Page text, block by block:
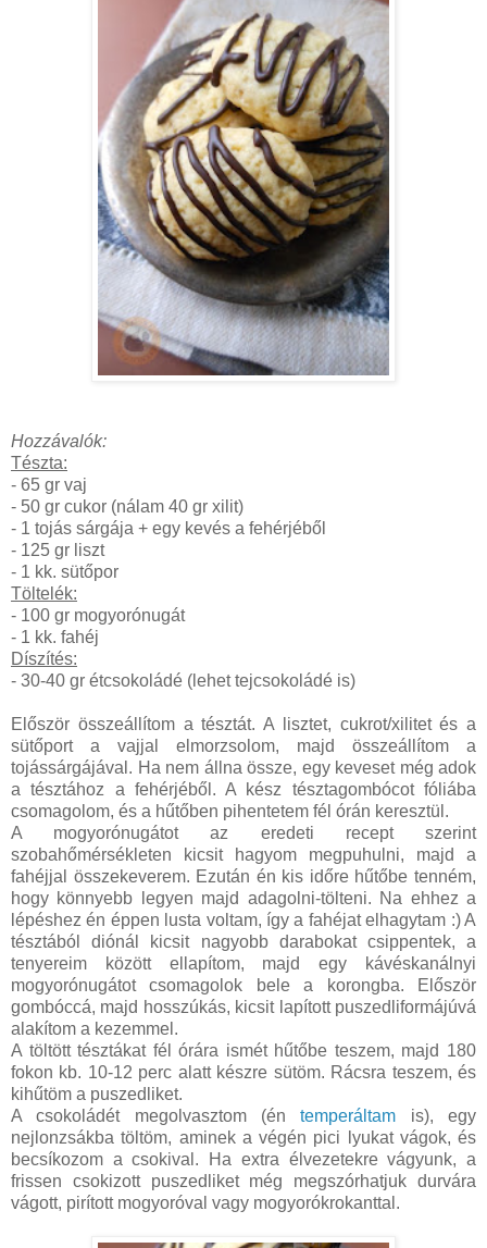
Hozzávalók:
Tészta:
- 65 gr vaj
- 50 gr cukor (nálam 40 gr xilit)
- 1 tojás sárgája + egy kevés a fehérjéből
- 125 gr liszt
- 1 kk. sütőpor
Töltelék:
- 100 gr mogyorónugát
- 1 kk. fahéj
Díszítés:
- 30-40 gr étcsokoládé (lehet tejcsokoládé is)
Először összeállítom a tésztát. A lisztet, cukrot/xilitet és a
sütőport a vajjal elmorzsolom, majd összeállítom a
tojássárgájával. Ha nem állna össze, egy keveset még adok
a tésztához a fehérjéből. A kész tésztagombócot fóliába
csomagolom, és a hűtőben pihentetem fél órán keresztül.
A mogyorónugátot az eredeti recept szerint
szobahőmérsékleten kicsit hagyom megpuhulni, majd a
fahéjjal összekeverem. Ezután én kis időre hűtőbe tenném,
hogy könnyebb legyen majd adagolni-tölteni. Na ehhez a
lépéshez én éppen lusta voltam, így a fahéjat elhagytam :) A
tésztából diónál kicsit nagyobb darabokat csippentek, a
tenyereim között ellapítom, majd egy kávéskanálnyi
mogyorónugátot csomagolok bele a korongba. Először
gombóccá, majd hosszúkás, kicsit lapított puszedliformájúvá
alakítom a kezemmel.
A töltött tésztákat fél órára ismét hűtőbe teszem, majd 180
fokon kb. 10-12 perc alatt készre sütöm. Rácsra teszem, és
kihűtöm a puszedliket.
A csokoládét megolvasztom (éntemperáltam is), egy
nejlonzsákba töltöm, aminek a végén pici lyukat vágok, és
becsíkozom a csokival. Ha extra élvezetekre vágyunk, a
frissen csokizott puszedliket még megszórhatjuk durvára
vágott, pirított mogyoróval vagy mogyorókrokanttal.